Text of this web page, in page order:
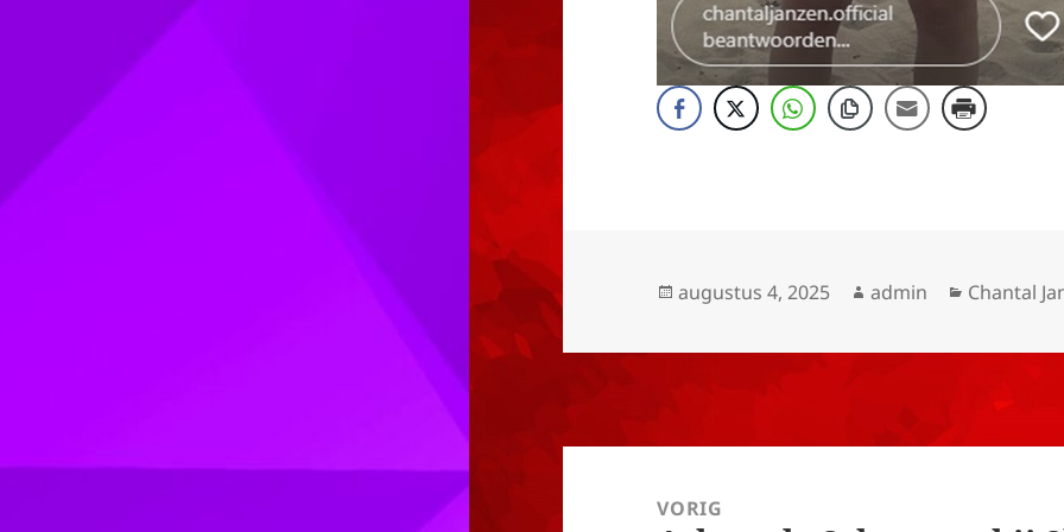
Geplaatst
augustus 4, 2025 Auteur
admin Chantal
navigatieVORIG